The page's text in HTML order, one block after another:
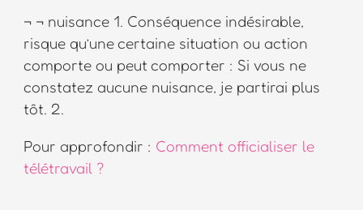
¬ ¬ nuisance 1. Conséquence indésirable,
risque qu’une certaine situation ou action
comporte ou peut comporter : Si vous ne
constatez aucune nuisance, je partirai plus
tôt. 2.
Pour approfondir : Comment officialiser le
télétravail ?